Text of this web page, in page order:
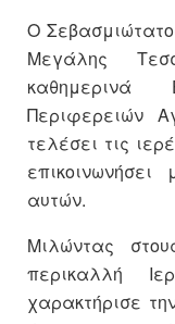
Ο
Μεγάλης
καθημερινά
Περιφερειών
τελέσει τις
αυτών.
Μιλώντας
περικαλλή
χαρακτήρισε